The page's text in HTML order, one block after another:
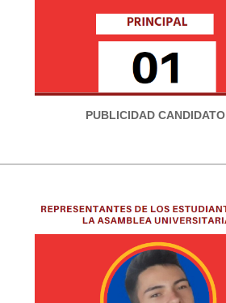
PUBLICIDAD CANDIDATO